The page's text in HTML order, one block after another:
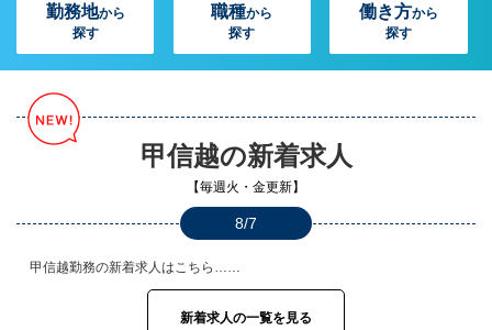
勤務地から
探す
職種から
探す
働き方から
探す
甲信越の新着求人
【毎週火・金更新】
8/7
甲信越勤務の新着求人はこちら……
新着求人の一覧を見る